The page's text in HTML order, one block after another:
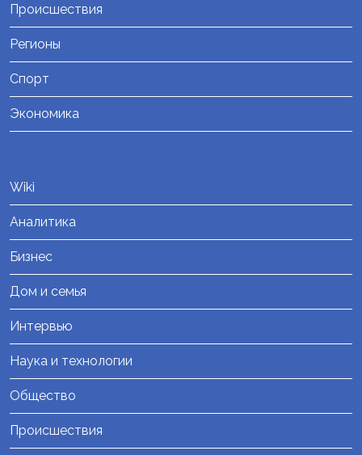
Происшествия
Регионы
Спорт
Экономика
Wiki
Аналитика
Бизнес
Дом и семья
Интервью
Наука и технологии
Общество
Происшествия